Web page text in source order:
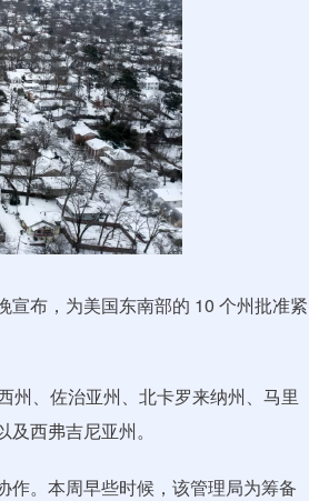
布，为美国东南部的 10 个州批准紧
、佐治亚州、北卡罗来纳州、马里
西弗吉尼亚州。
。本周早些时候，该管理局为筹备